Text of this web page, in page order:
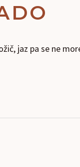
jaz pa se ne